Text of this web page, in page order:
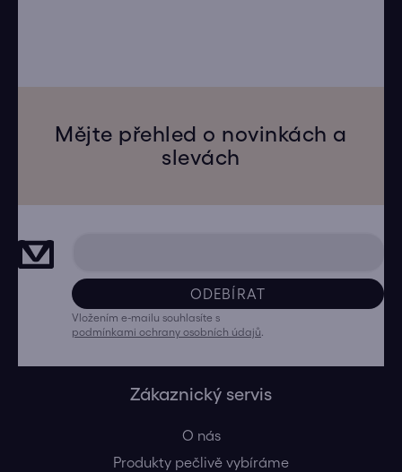
Mějte přehled o novinkách a
slevách
ODEBÍRAT
Vložením e-mailu souhlasíte s
podmínkami ochrany osobních údajů
Zákaznický servis
O nás
Produkty pečlivě vybíráme